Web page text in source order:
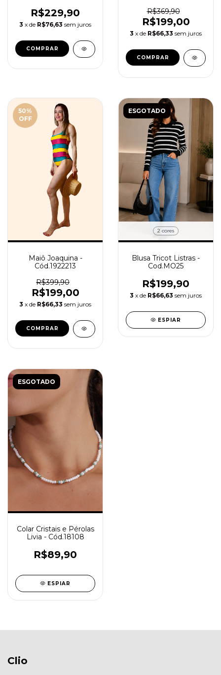
R$229,90
3 x de R$76,63 sem juros
COMPRAR
R$369,90
R$199,00
3 x de R$66,33 sem juros
COMPRAR
50%
OFF
Maiô Joaquina -
Cód.1922213
R$399,90
R$199,00
3 x de R$66,33 sem juros
COMPRAR
ESGOTADO
2 cores
Blusa Tricot Listras -
Cod.MO25
R$199,90
3 x de R$66,63 sem juros
ESPIAR
ESGOTADO
Colar Cristais e Pérolas
Livia - Cód.18108
R$89,90
ESPIAR
Clio